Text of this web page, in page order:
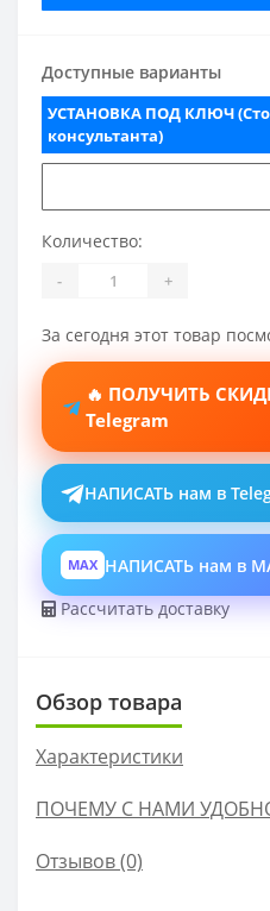
Доступные варианты
УСТАНОВКА ПОД КЛЮЧ
консультанта)
Количество:
- +
За сегодня этот товар
🔥 ПОЛУЧИТЬ
Telegram
НАПИСАТЬ нам в
MAX НАПИСАТЬ нам в
Рассчитать доставку
Обзор товара
Характеристики
ПОЧЕМУ С НАМИ
Отзывов (0)